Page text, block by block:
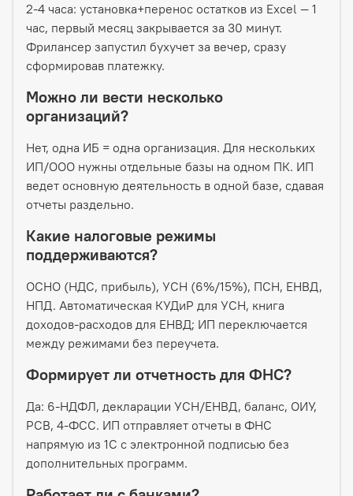
2-4 часа: установка+перенос остатков из Excel — 1
час, первый месяц закрывается за 30 минут.
Фрилансер запустил бухучет за вечер, сразу
сформировав платежку.
Можно ли вести несколько
организаций?
Нет, одна ИБ = одна организация. Для нескольких
ИП/ООО нужны отдельные базы на одном ПК. ИП
ведет основную деятельность в одной базе, сдавая
отчеты раздельно.
Какие налоговые режимы
поддерживаются?
ОСНО (НДС, прибыль), УСН (6%/15%), ПСН, ЕНВД,
НПД. Автоматическая КУДиР для УСН, книга
доходов-расходов для ЕНВД; ИП переключается
между режимами без переучета.
Формирует ли отчетность для ФНС?
Да: 6-НДФЛ, декларации УСН/ЕНВД, баланс, ОИУ,
РСВ, 4-ФСС. ИП отправляет отчеты в ФНС
напрямую из 1С с электронной подписью без
дополнительных программ.